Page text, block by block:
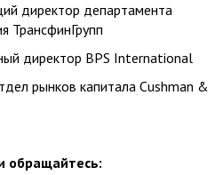
директор департамента
ТрансфинГрупп
директор BPS International
рынков капитала Cushman &
обращайтесь: